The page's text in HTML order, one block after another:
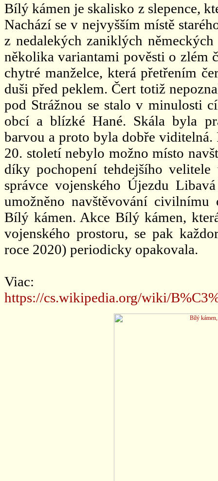
Bílý kámen je skalisko z slepence,
Nachází se v nejvyšším místě
z nedalekých zaniklých
několika variantami pověsti o zlém
chytré manželce, která přetřením
duši před peklem. Čert totiž
pod Strážnou se stalo v minulosti
obcí a blízké Hané. Skála byla
barvou a proto byla dobře
20. století nebylo možno místo
díky pochopení tehdejšího
správce vojenského Újezdu
umožněno navštěvování
Bílý kámen. Akce Bílý kámen,
vojenského prostoru, se pak
roce 2020) periodicky opakovala.
Viac:
https://cs.wikipedia.org/wiki/